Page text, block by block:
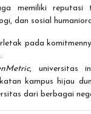
memiliki reputasi
dan sosial
pada
, universitas
kampus hijau
dari berbagai